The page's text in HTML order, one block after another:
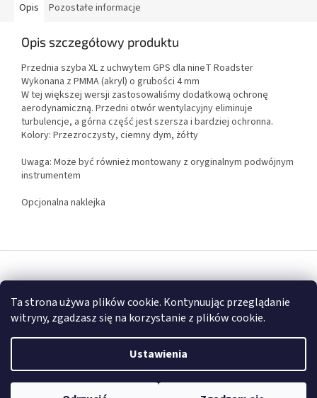
Ta strona używa plików cookie. Kontynuując przeglądanie
witryny, zgadzasz się na korzystanie z plików cookie.
Ustawienia
Opis Pozostałe informacje
Opis szczegółowy produktu
Przednia szyba XL z uchwytem GPS dla nineT Roadster
Wykonana z PMMA (akryl) o grubości 4 mm
W tej większej wersji zastosowaliśmy dodatkową ochronę
aerodynamiczną. Przedni otwór wentylacyjny eliminuje
turbulencje, a górna część jest szersza i bardziej ochronna.
Kolory: Przezroczysty, ciemny dym, żółty
Uwaga: Może być również montowany z oryginalnym podwójnym
instrumentem
Opcjonalna naklejka
o
Copyright 2026 FULLGARAGE . Wszystkie prawa zastrzeżone.